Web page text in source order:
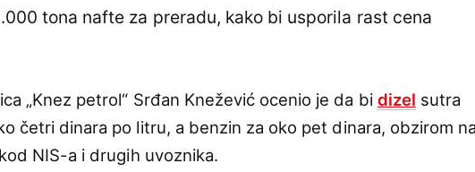
tona nafte za preradu, kako bi usporila rast cena
„Knez petrol“ Srđan Knežević ocenio je da bi dizel sutra
četri dinara po litru, a benzin za oko pet dinara, obzirom na
NIS-a i drugih uvoznika.